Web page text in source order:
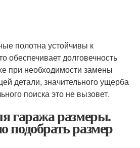
полотна устойчивы к
обеспечивает долговечность
при необходимости замены
детали, значительного ущерба
поиска это не вызовет.
гаража размеры.
подобрать размер